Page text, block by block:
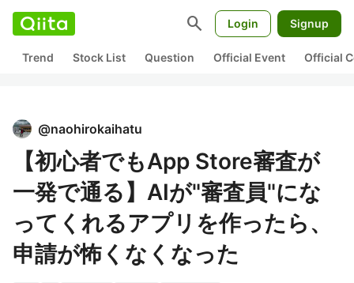
search Login Signup
Trend Stock List Question Official Event Official
@naohirokaihatu
【初心者でもApp Store審査が
一発で通る】AIが"審査員"にな
ってくれるアプリを作ったら、
申請が怖くなくなった